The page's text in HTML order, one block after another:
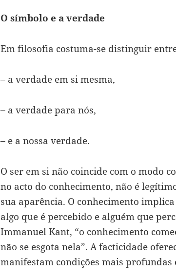
O símbolo e a verdade
Em filosofia costuma-se distinguir
– a verdade em si mesma,
– a verdade para nós,
– e a nossa verdade.
O ser em si não coincide com o modo
no acto do conhecimento, não é
sua aparência. O conhecimento
algo que é percebido e alguém que
Immanuel Kant, “o conhecimento
não se esgota nela”. A facticidade
manifestam condições mais profundas